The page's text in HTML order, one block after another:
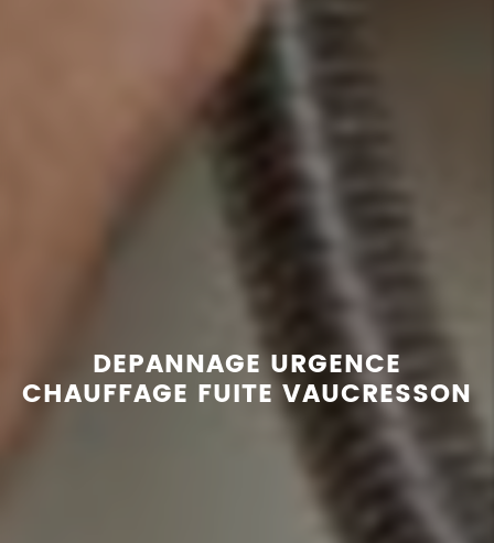
DEPANNAGE URGENCE
CHAUFFAGE FUITE VAUCRESSON